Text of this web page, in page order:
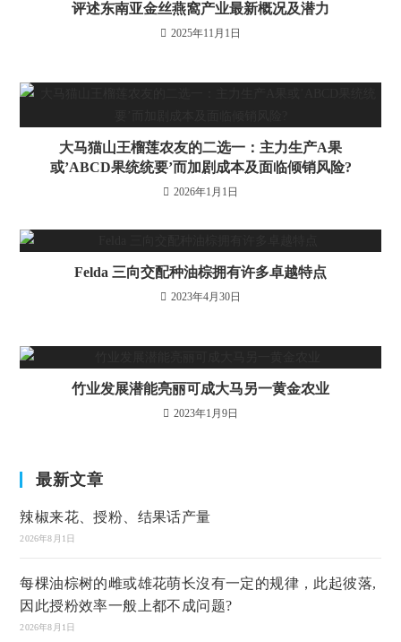
评述东南亚金丝燕窩产业最新概况及潜力
2025年11月1日
大马猫山王榴莲农友的二选一：主力生产A果
或’ABCD果统统要’而加剧成本及面临倾销风险?
2026年1月1日
Felda 三向交配种油棕拥有许多卓越特点
2023年4月30日
竹业发展潜能亮丽可成大马另一黄金农业
2023年1月9日
最新文章
辣椒来花、授粉、结果话产量
2026年8月1日
每棵油棕树的雌或雄花萌长沒有一定的规律，此起彼落,
因此授粉效率一般上都不成问题?
2026年8月1日